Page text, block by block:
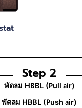
Step 2
พัดลม HBBL (Pull air)
พัดลม HBBL (Push air)